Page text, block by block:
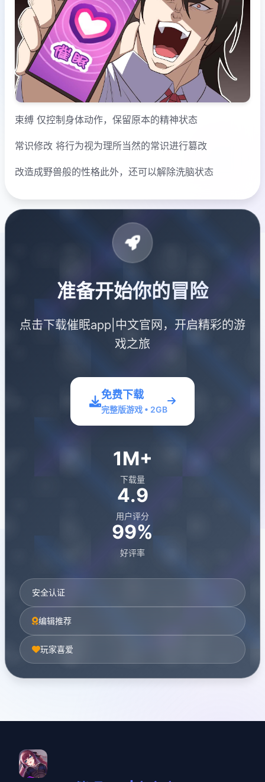
束缚 仅控制身体动作，保留原本的精神状态
常识修改 将行为视为理所当然的常识进行篡改
改造成野兽般的性格此外，还可以解除洗脑状态
准备开始你的冒险
点击下载催眠app|中文官网，开启精彩的游
戏之旅
免费下载
完整版游戏 • 2GB
1M+
下载量
4.9
用户评分
99%
好评率
安全认证
编辑推荐
玩家喜爱